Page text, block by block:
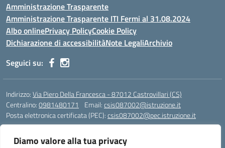
Diamo valore alla tua privacy
Amministrazione Trasparente
Amministrazione Trasparente ITI Fermi al 31.08.2024
Albo onlinePrivacy PolicyCookie Policy
Dichiarazione di accessibilitàNote LegaliArchivio
Seguici su:
Indirizzo:Via Piero Della Francesca - 87012 Castrovillari (CS)
Centralino:0981480171 Email:csis087002@istruzione.it
Posta elettronica certificata (PEC):csis087002@pec.istruzione.it
Codice meccanografico:CSIS087002